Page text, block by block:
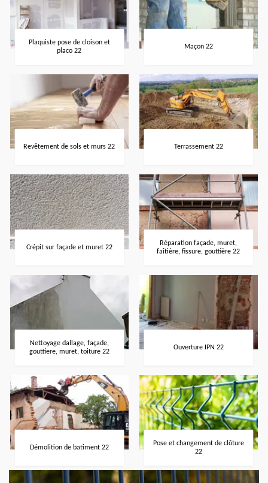
Plaquiste pose de cloison et
placo 22
Maçon 22
Revêtement de sols et murs 22 Terrassement 22
Crépit sur façade et muret 22
Réparation façade, muret,
faîtière, fissure, gouttière 22
Nettoyage dallage, façade,
gouttiere, muret, toiture 22
Ouverture IPN 22
Démolition de batiment 22
Pose et changement de clôture
22